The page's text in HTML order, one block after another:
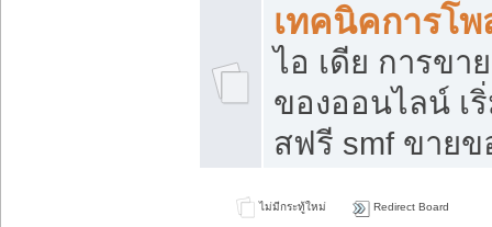
เทคนิคการโ
ไอ เดีย การขา
ของออนไลน์ เ
สฟรี smf ขาย
ไม่มีกระทู้ใหม่ Redirect Board